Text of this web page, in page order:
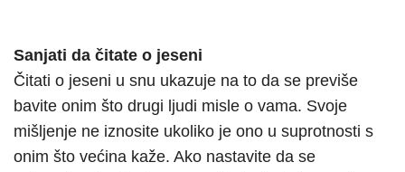
Sanjati da čitate o jeseni
Čitati o jeseni u snu ukazuje na to da se previše
bavite onim što drugi ljudi misle o vama. Svoje
mišljenje ne iznosite ukoliko je ono u suprotnosti s
onim što većina kaže. Ako nastavite da se